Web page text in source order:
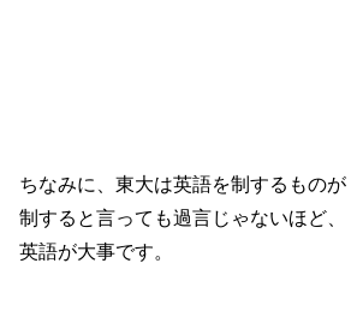
ちなみに、東大は英語を制するものが
制すると言っても過言じゃないほど、
英語が大事です。